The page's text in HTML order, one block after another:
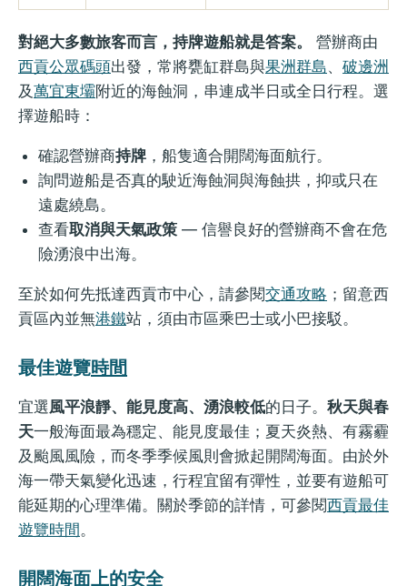
對絕大多數旅客而言，持牌遊船就是答案。
營辦商由
西貢公眾碼頭出發，常將甕缸群島與果洲群島、 破邊洲
及萬宜東壩附近的海蝕洞，串連成半日或全日行程。選
擇遊船時：
確認營辦商持牌 ，船隻適合開闊海面航行。
詢問遊船是否真的駛近海蝕洞與海蝕拱，抑或只在
遠處繞島。
查看取消與天氣政策 — 信譽良好的營辦商不會在危
險湧浪中出海。
至於如何先抵達西貢市中心，請參閱交通攻略 ；留意西
貢區內並無港鐵站，須由市區乘巴士或小巴接駁。
最佳遊覽時間
宜選風平浪靜、能見度高、湧浪較低的日子。 秋天與春
天一般海面最為穩定、能見度最佳；夏天炎熱、有霧霾
及颱風風險，而冬季季候風則會掀起開闊海面。由於外
海一帶天氣變化迅速，行程宜留有彈性，並要有遊船可
能延期的心理準備。關於季節的詳情，可參閱西貢最佳
遊覽時間。
開闊海面上的安全